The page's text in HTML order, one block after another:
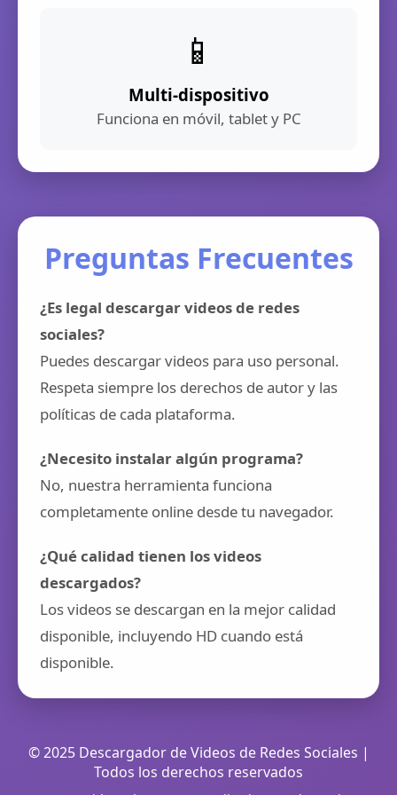
📱
Multi-dispositivo
Funciona en móvil, tablet y PC
Preguntas Frecuentes
¿Es legal descargar videos de redes
sociales?
Puedes descargar videos para uso personal.
Respeta siempre los derechos de autor y las
políticas de cada plataforma.
¿Necesito instalar algún programa?
No, nuestra herramienta funciona
completamente online desde tu navegador.
¿Qué calidad tienen los videos
descargados?
Los videos se descargan en la mejor calidad
disponible, incluyendo HD cuando está
disponible.
© 2025 Descargador de Videos de Redes Sociales |
Todos los derechos reservados